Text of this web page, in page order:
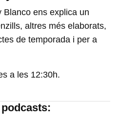
Blanco ens explica un
altres més elaborats,
de temporada i per a
a les 12:30h.